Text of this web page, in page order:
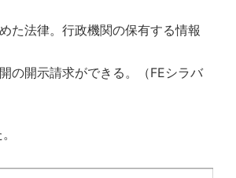
た法律。行政機関の保有する情報
の開示請求ができる。（FEシラバ